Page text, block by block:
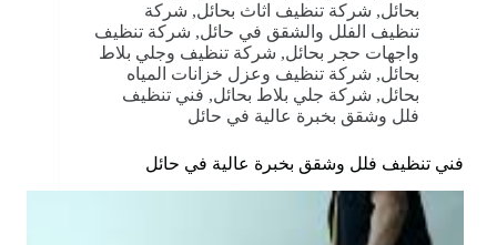
بحائل, شركة تنظيف اثاث بحائل, شركة
تنظيف الفلل والشقق في حائل, شركة تنظيف
واجهات حجر بحائل, شركة تنظيف وجلي بلاط
بحائل, شركة تنظيف وعزل خزانات المياه
بحائل, شركة جلي بلاط بحائل, فني تنظيف
فلل وشقق بخبرة عالية في حائل
فني تنظيف فلل وشقق بخبرة عالية في حائل